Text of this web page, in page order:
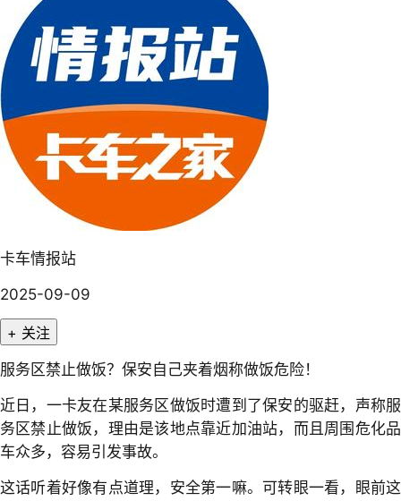
卡车情报站
2025-09-09
+ 关注
服务区禁止做饭？保安自己夹着烟称做饭危险！
近日，一卡友在某服务区做饭时遭到了保安的驱赶，声称服
务区禁止做饭，理由是该地点靠近加油站，而且周围危化品
车众多，容易引发事故。
这话听着好像有点道理，安全第一嘛。可转眼一看，眼前这